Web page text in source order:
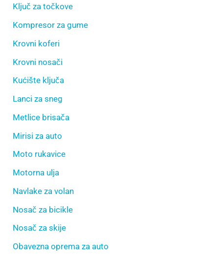
Ključ za točkove
Kompresor za gume
Krovni koferi
Krovni nosači
Kućište ključa
Lanci za sneg
Metlice brisača
Mirisi za auto
Moto rukavice
Motorna ulja
Navlake za volan
Nosač za bicikle
Nosač za skije
Obavezna oprema za auto